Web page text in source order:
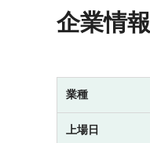
企業情報
業種
上場日